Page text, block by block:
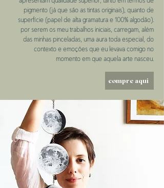
pigmento (já que são as tintas originais), quanto de
superfície (papel de alta gramatura e 100% algodão).
por serem os meu trabalhos iniciais, carregam, além
das minhas pinceladas, uma aura toda especial, do
contexto e emoções que eu levava comigo no
momento em que aquela arte nasceu.
compre aqui